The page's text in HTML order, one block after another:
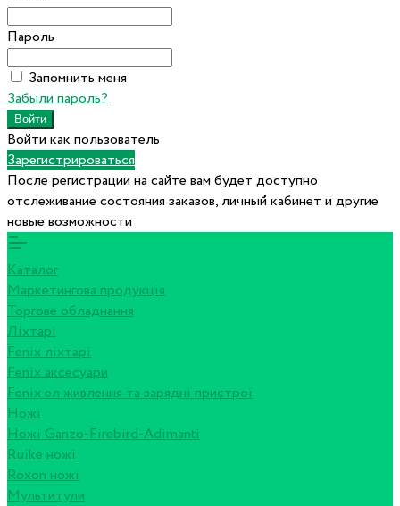
Пароль
Запомнить меня
Забыли пароль?
Войти как пользователь
Зарегистрироваться
После регистрации на сайте вам будет доступно
отслеживание состояния заказов, личный кабинет и другие
новые возможности
Каталог
Маркетингова продукція
Торгове обладнання
Ліхтарі
Fenix ліхтарі
Fenix аксесуари
Fenix ел живлення та зарядні пристрої
Ножі
Ножі Ganzo-Firebird-Adimanti
Ruike ножі
Roxon ножi
Мультитули